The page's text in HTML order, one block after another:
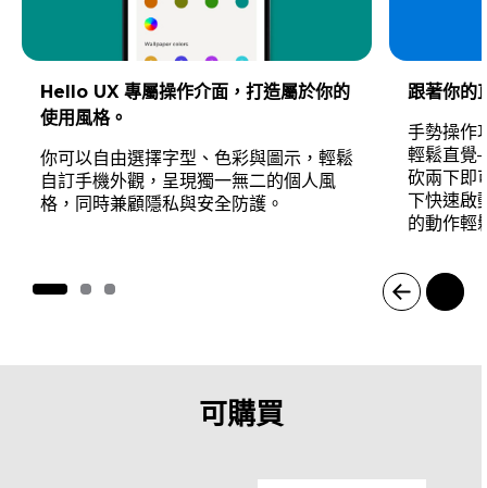
Hello UX 專屬操作介面，打造屬於你的
使用風格。
你可以自由選擇字型、色彩與圖示，輕鬆
自訂手機外觀，呈現獨一無二的個人風
格，同時兼顧隱私與安全防護。
跟著你的
手勢操作
輕鬆直覺
砍兩下即
下快速啟
的動作輕
e
可購買